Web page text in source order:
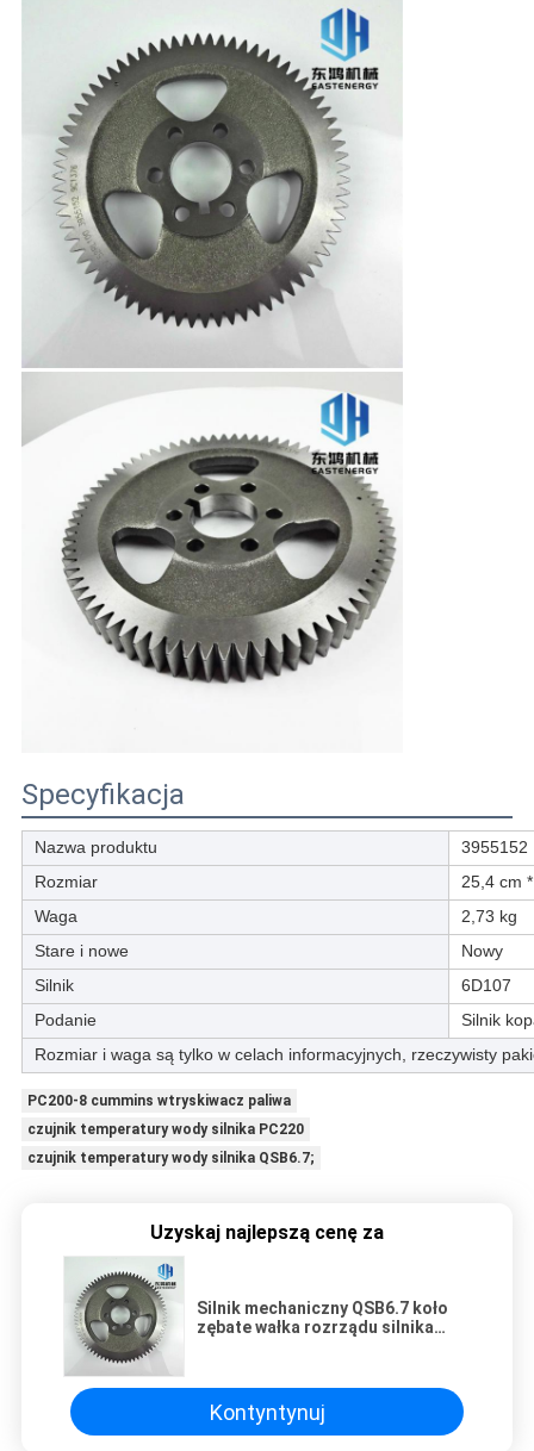
Specyfikacja
Nazwa produktu
3955152
Rozmiar
25,4 cm
Waga
2,73 kg
Stare i nowe
Nowy
Silnik
6D107
Podanie
Silnik
Rozmiar i waga są tylko w celach informacyjnych, rzeczywisty
PC200-8 cummins wtryskiwacz paliwa
czujnik temperatury wody silnika PC220
czujnik temperatury wody silnika QSB6.7;
Uzyskaj najlepszą cenę za
Silnik mechaniczny QSB6.7 koło
zębate wałka rozrządu silnika
Kontyntynuj